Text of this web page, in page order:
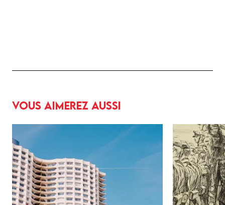
Vous aimerez aussi